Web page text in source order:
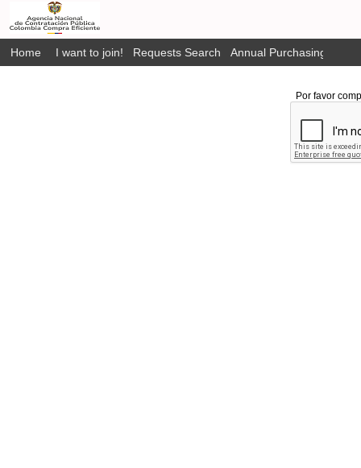
Home I want to join! Requests Search Annual Purchasing Plan
Por favor